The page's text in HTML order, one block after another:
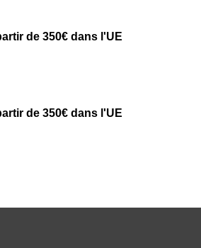
de 350€ dans l'UE
de 350€ dans l'UE